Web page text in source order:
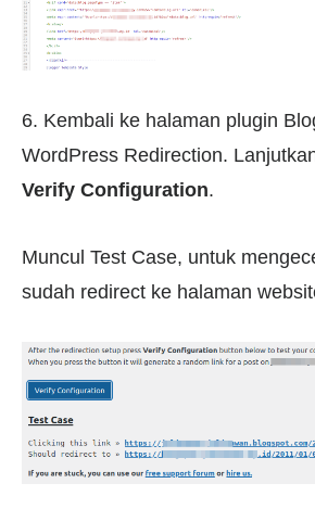
6. Kembali ke halaman plugin
WordPress Redirection.
Verify Configuration.
Muncul Test Case, untuk
sudah redirect ke halaman